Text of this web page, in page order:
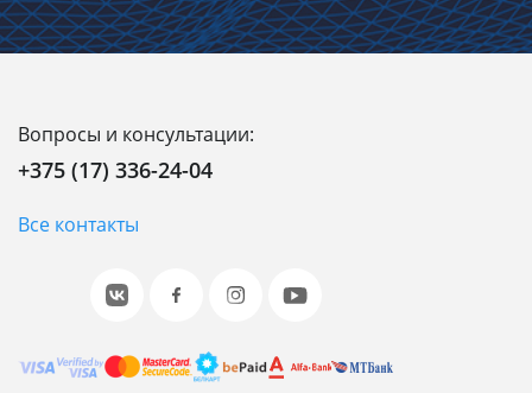
Вопросы и консультации:
+375 (17) 336-24-04
Все контакты